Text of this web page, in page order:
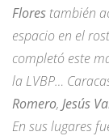
Flores también
espacio en el
completó este
la LVBP…
Romero, Jesús
En sus lugares